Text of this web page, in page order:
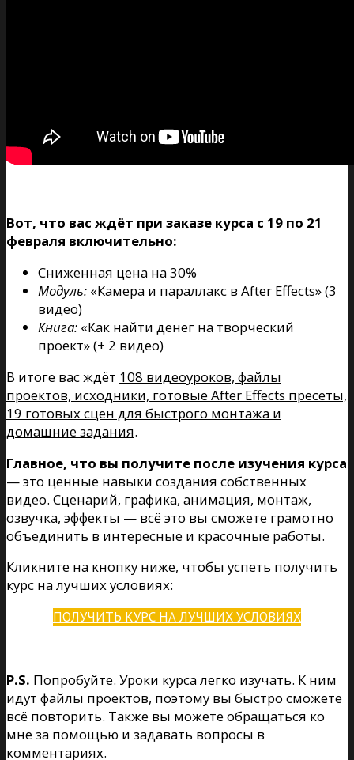
Вот, что вас ждёт при заказе курса с 19 по 21
февраля включительно:
Сниженная цена на 30%
Модуль: «Камера и параллакс в After Effects» (3
видео)
Книга: «Как найти денег на творческий
проект» (+ 2 видео)
В итоге вас ждёт 108 видеоуроков, файлы
проектов, исходники, готовые After Effects пресеты,
19 готовых сцен для быстрого монтажа и
домашние задания.
Главное, что вы получите после изучения курса
— это ценные навыки создания собственных
видео. Сценарий, графика, анимация, монтаж,
озвучка, эффекты — всё это вы сможете грамотно
объединить в интересные и красочные работы.
Кликните на кнопку ниже, чтобы успеть получить
курс на лучших условиях:
ПОЛУЧИТЬ КУРС НА ЛУЧШИХ УСЛОВИЯХ
P.S. Попробуйте. Уроки курса легко изучать. К ним
идут файлы проектов, поэтому вы быстро сможете
всё повторить. Также вы можете обращаться ко
мне за помощью и задавать вопросы в
комментариях.